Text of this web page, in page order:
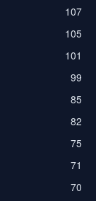
107
105
101
99
85
82
75
71
70